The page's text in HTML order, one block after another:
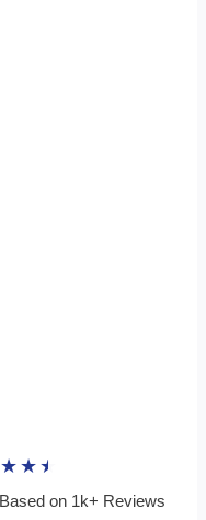
★ ★ ★
Based on 1k+ Reviews​